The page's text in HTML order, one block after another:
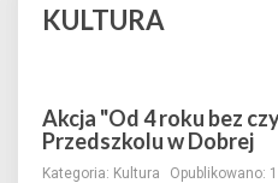
KULTURA
Akcja "Od 4 roku bez
Przedszkolu w Dobrej
Kategoria: Kultura Opublikowano: